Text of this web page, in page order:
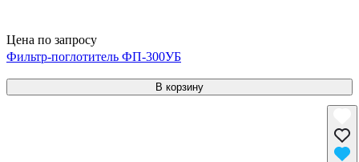
Цена по запросу
Фильтр-поглотитель ФП-300УБ
В корзину